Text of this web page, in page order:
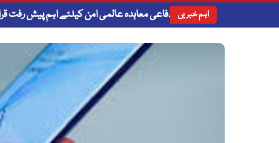
اہم خبریں
نے مکہ مشترکہ دفاعی معاہدہ عالمی امن کیلئے اہم پیش رفت قرار دیدیا